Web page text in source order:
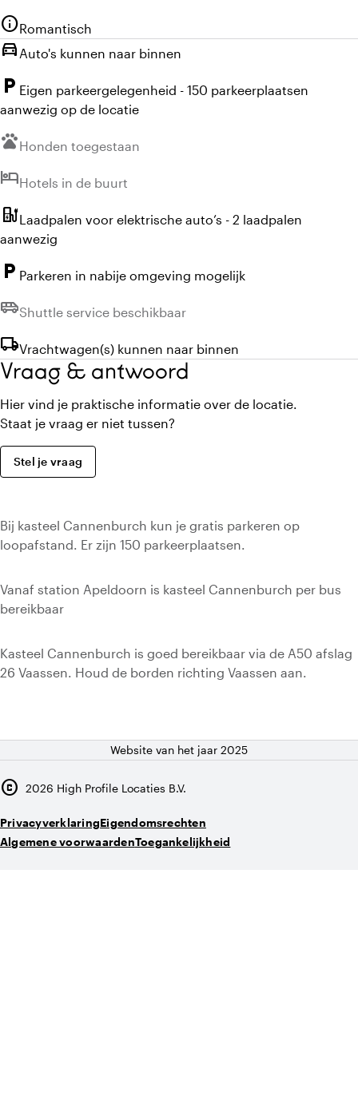
infoRomantisch
directions_car Auto's kunnen naar binnen
local_parking Eigen parkeergelegenheid - 150 parkeerplaatsen
aanwezig op de locatie
petsNiet beschikbaar:
Honden toegestaan
hotelNiet beschikbaar:
Hotels in de buurt
ev_stationLaadpalen voor elektrische auto’s - 2 laadpalen
aanwezig
local_parking Parkeren in nabije omgeving mogelijk
airport_shuttleNiet beschikbaar:
Shuttle service beschikbaar
local_shippingVrachtwagen(s) kunnen naar binnen
Vraag & antwoord
Hier vind je praktische informatie over de locatie.
Staat je vraag er niet tussen?
Stel je vraag
Bij kasteel Cannenburch kun je gratis parkeren op
loopafstand. Er zijn 150 parkeerplaatsen.
Vanaf station Apeldoorn is kasteel Cannenburch per bus
bereikbaar
Kasteel Cannenburch is goed bereikbaar via de A50 afslag
26 Vaassen. Houd de borden richting Vaassen aan.
Website van het jaar 2025
copyright 2026 High Profile Locaties B.V.
PrivacyverklaringEigendomsrechten
Algemene voorwaardenToegankelijkheid